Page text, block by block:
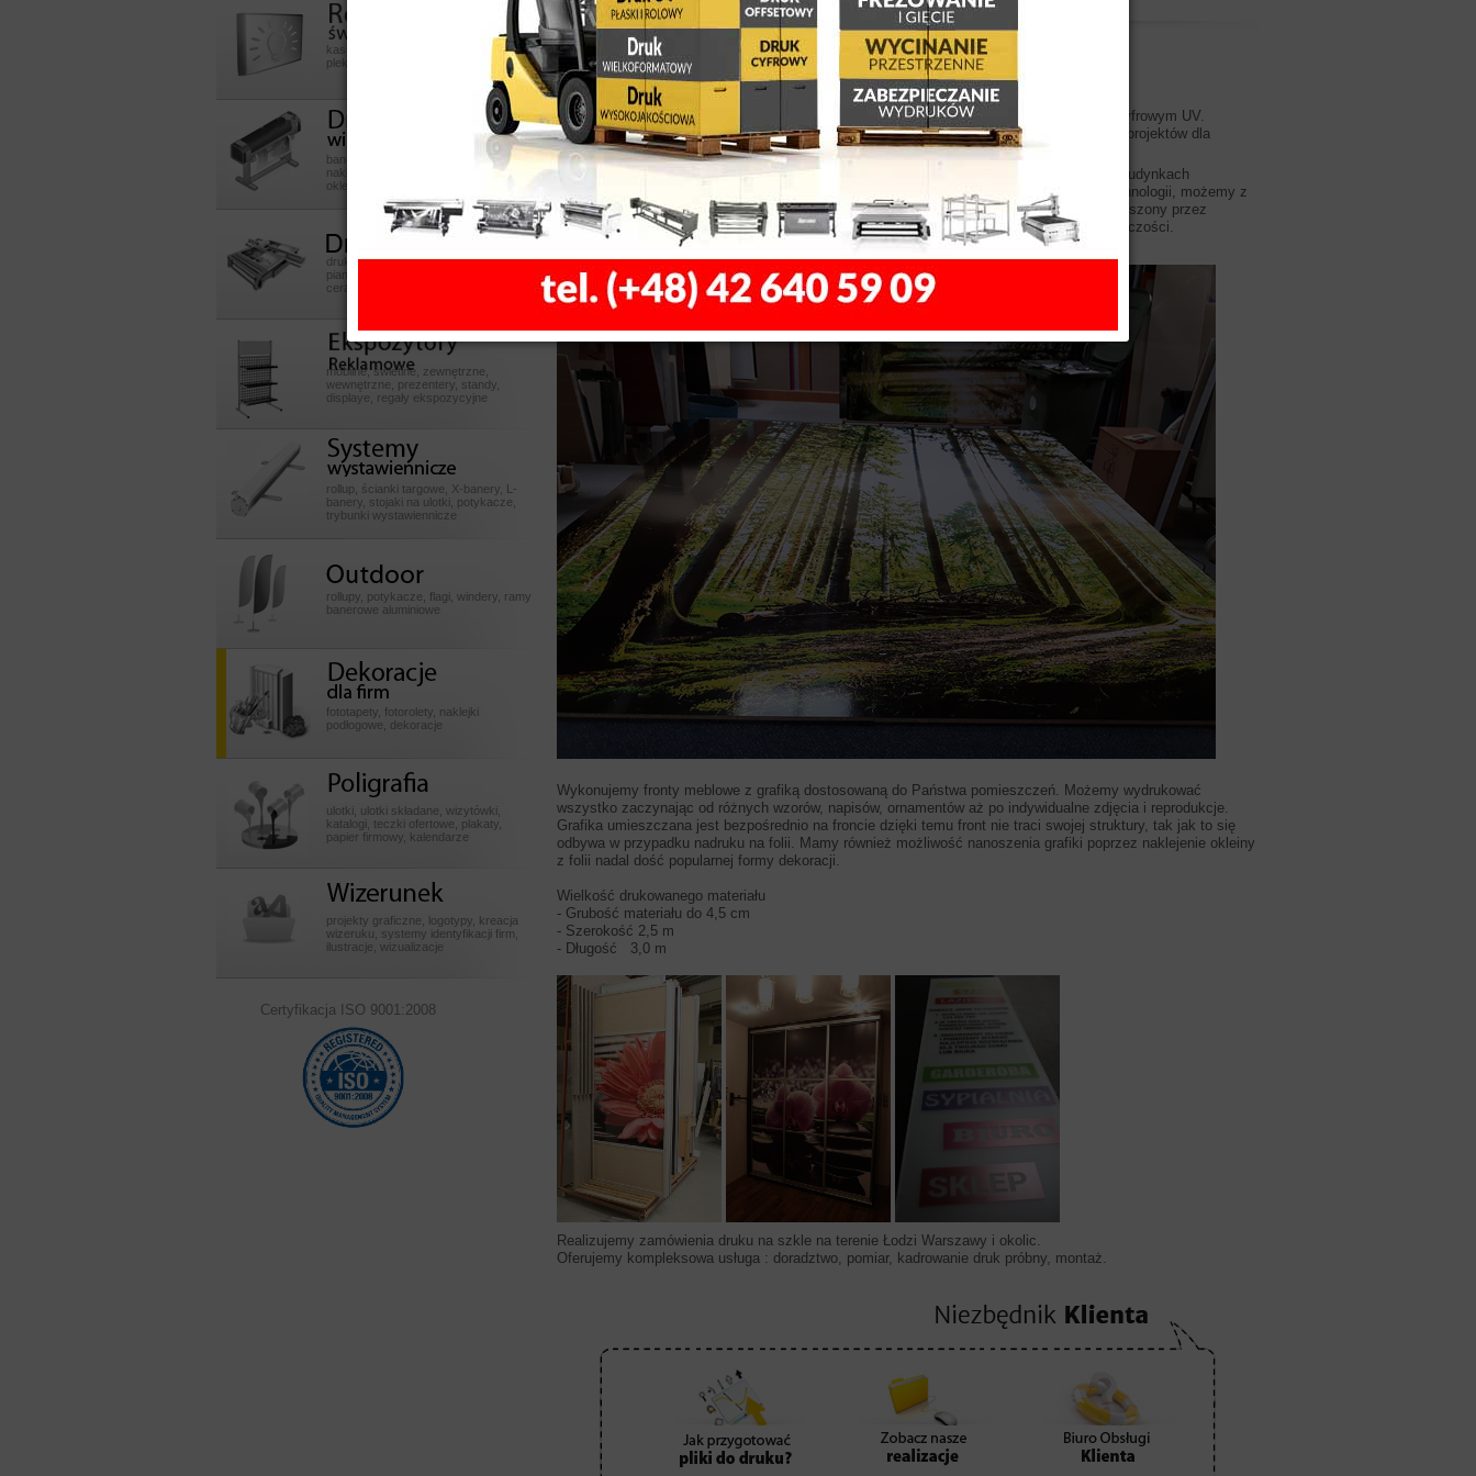
swietlneeeeee
kasetony aluminiowe, z dibondu, z
pleksy, litery przestrzenne 3D LED
Druk
wielkoformatowy
banery, reklama okienna, plakaty,
naklejki, szyldy, kasetony, litery 3D,
oklejanie samochodów i sklepów
Druk UV
druk na pcv, dibond, pmma, szkle,
piance, płytach mdf, sklejce, płytkach
ceramicznych, skóry, inne
Ekspozytory POSssss
mobilne, świetlne, zewnętrzne,
wewnętrzne, prezentery, standy,
displaye, regały ekspozycyjne
Systemy
wystawiennicze
rollup, ścianki targowe, X-banery, L-
banery, stojaki na ulotki, potykacze,
trybunki wystawiennicze
rollupy, potykacze, flagi, windery, ramy
banerowe aluminiowe
Dekoracje dla firm
fototapety, fotorolety, naklejki
podłogowe, dekoracje
Poligrafia
ulotki, ulotki składane, wizytówki,
katalogi, teczki ofertowe, plakaty,
papier firmowy, kalendarze
Wizerunek
projekty graficzne, logotypy, kreacja
wizeruku, systemy identyfikacji firm,
ilustracje, wizualizacje
Certyfikacja ISO 9001:2008
Nadruk cyfrowy na frontach meblowych
Oferujemy kompletną linię do produkcji lakierowanych Frontów meblowych z zadrukiem cyfrowym UV.
Unikalna technologia i skomplikowana produkcja gwarantują wykonanie niepowtarzalnych projektów dla
każdego klienta. Fronty po zadruku grafiki możemy polakierować.
Nasze produkty znajdują zastosowanie w nowoczesnych kuchniach, biurach, salonach i budynkach
użyteczności publicznej. Z uwagi na szerokie możliwości produkcyjne i różnorodność technologii, możemy z
całą pewnością zaoferować niepowtarzalny produkt dla każdego klienta. Wydruk jest nanoszony przez
profesjonalny ploter wielkoformatowy Arizona Oce 480XT w najwyższej dostępnej rozdzielczości.
Wykonujemy fronty meblowe z grafiką dostosowaną do Państwa pomieszczeń. Możemy wydrukować
wszystko zaczynając od różnych wzorów, napisów, ornamentów aż po indywidualne zdjęcia i reprodukcje.
Grafika umieszczana jest bezpośrednio na froncie dzięki temu front nie traci swojej struktury, tak jak to się
odbywa w przypadku nadruku na folii. Mamy również możliwość nanoszenia grafiki poprzez naklejenie okleiny
z folii nadal dość popularnej formy dekoracji.
Wielkość drukowanego materiału
- Grubość materiału do 4,5 cm
- Szerokość 2,5 m
- Długość 3,0 m
Realizujemy zamówienia druku na szkle na terenie Łodzi Warszawy i okolic.
Oferujemy kompleksowa usługa : doradztwo, pomiar, kadrowanie druk próbny, montaż.